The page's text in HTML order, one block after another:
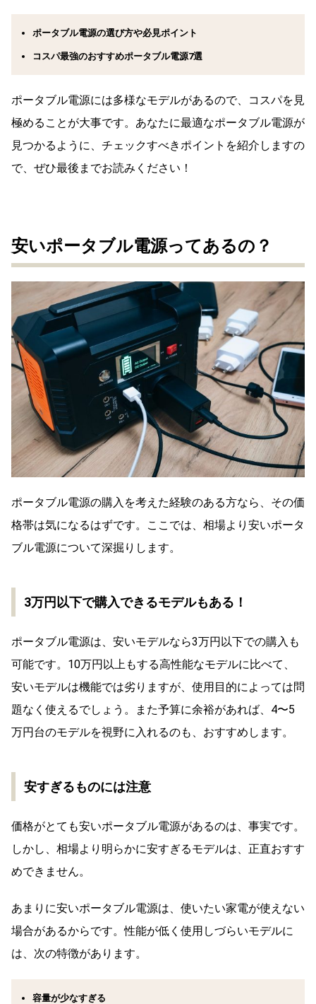
ポータブル電源の選び方や必見ポイント
コスパ最強のおすすめポータブル電源7選
ポータブル電源には多様なモデルがあるので、コスパを見
極めることが大事です。あなたに最適なポータブル電源が
見つかるように、チェックすべきポイントを紹介しますの
で、ぜひ最後までお読みください！
安いポータブル電源ってあるの？
ポータブル電源の購入を考えた経験のある方なら、その価
格帯は気になるはずです。ここでは、相場より安いポータ
ブル電源について深掘りします。
3万円以下で購入できるモデルもある！
ポータブル電源は、安いモデルなら3万円以下での購入も
可能です。10万円以上もする高性能なモデルに比べて、
安いモデルは機能では劣りますが、使用目的によっては問
題なく使えるでしょう。また予算に余裕があれば、4〜5
万円台のモデルを視野に入れるのも、おすすめします。
安すぎるものには注意
価格がとても安いポータブル電源があるのは、事実です。
しかし、相場より明らかに安すぎるモデルは、正直おすす
めできません。
あまりに安いポータブル電源は、使いたい家電が使えない
場合があるからです。性能が低く使用しづらいモデルに
は、次の特徴があります。
容量が少なすぎる